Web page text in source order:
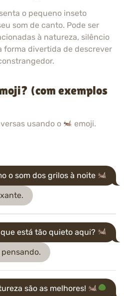
o pequeno inseto
som de canto. Pode ser
à natureza, silêncio
forma divertida de descrever
(com exemplos
usando o emoji.
o som dos grilos à noite
que está tão quieto aqui?
são as melhores!